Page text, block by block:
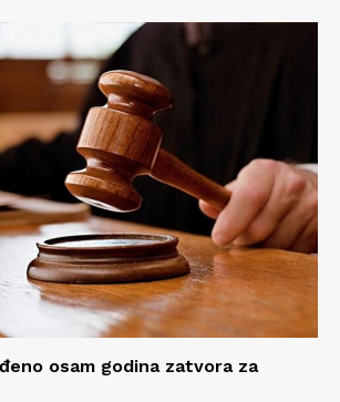
osam godina zatvora za